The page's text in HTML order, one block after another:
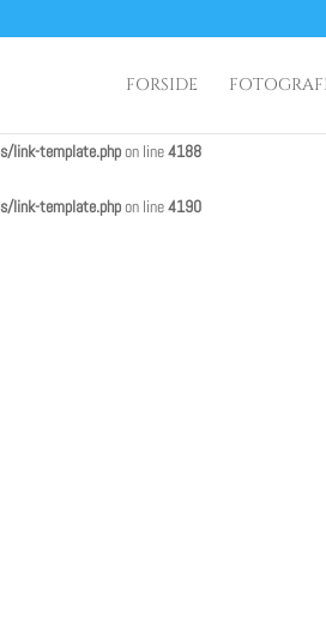
link-template.phpon line4188
on line4190
link-template.phpon line4188
link-template.phpon line4190
FORSIDE